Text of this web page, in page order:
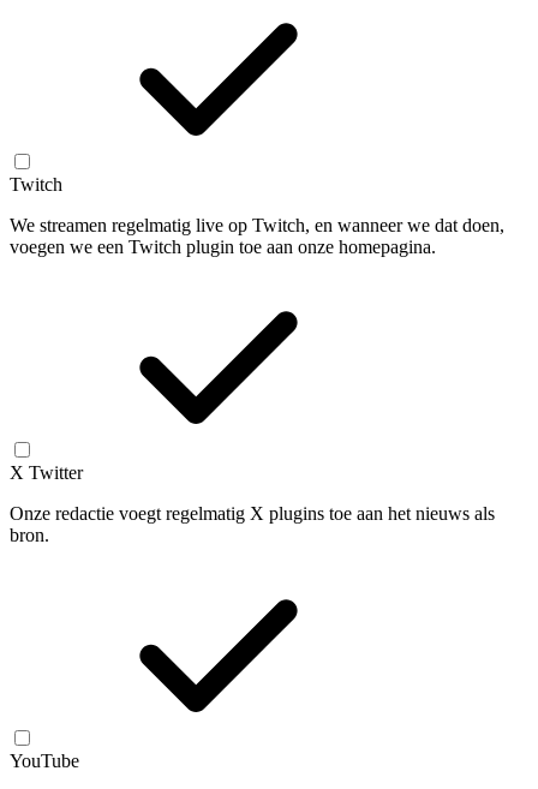
Twitch
We streamen regelmatig live op Twitch, en wanneer we dat doen,
voegen we een Twitch plugin toe aan onze homepagina.
X Twitter
Onze redactie voegt regelmatig X plugins toe aan het nieuws als
bron.
YouTube